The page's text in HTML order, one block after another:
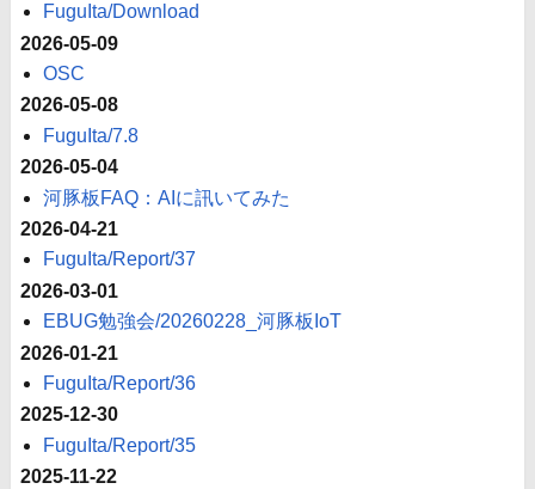
FuguIta/Download
2026-05-09
OSC
2026-05-08
FuguIta/7.8
2026-05-04
河豚板FAQ：AIに訊いてみた
2026-04-21
FuguIta/Report/37
2026-03-01
EBUG勉強会/20260228_河豚板IoT
2026-01-21
FuguIta/Report/36
2025-12-30
FuguIta/Report/35
2025-11-22